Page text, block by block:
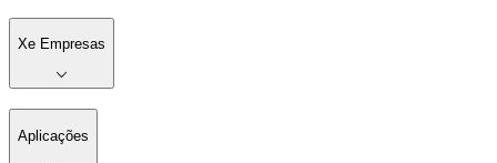
Xe Empresas
Aplicações